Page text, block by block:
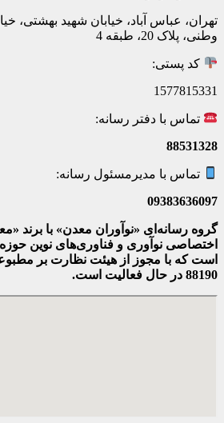
تهران، عباس آباد، خیابان شهید بهشتی،
وطنی، پلاک 20، طبقه 4
کد پستی:
1577815331
تماس با دفتر رسانه:
88531328
تماس با مدیرمسئول رسانه:
09383636097
گروه رسانه‌ای «نوآوران معدن» با برند
اختصاصی نوآوری و فناوری‌های نوین
است که با مجوز از هیئت نظارت بر
88190 در حال فعالیت است.